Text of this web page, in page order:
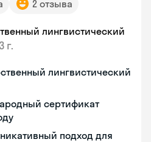
2 отзыва
лингвистический
г.
лингвистический
сертификат
подход для